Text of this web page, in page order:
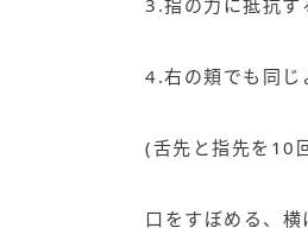
3.指の力に抵抗す
4.右の頬でも同じ
(舌先と指先を10
口をすぼめる、